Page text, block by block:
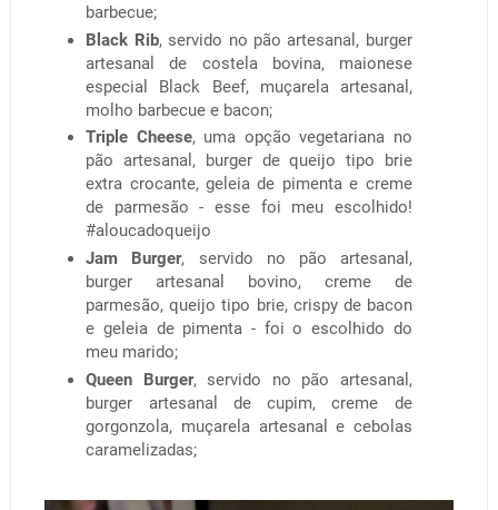
barbecue;
Black Rib, servido no pão artesanal, burger
artesanal de costela bovina, maionese
especial Black Beef, muçarela artesanal,
molho barbecue e bacon;
Triple Cheese, uma opção vegetariana no
pão artesanal, burger de queijo tipo brie
extra crocante, geleia de pimenta e creme
de parmesão - esse foi meu escolhido!
#aloucadoqueijo
Jam Burger, servido no pão artesanal,
burger artesanal bovino, creme de
parmesão, queijo tipo brie, crispy de bacon
e geleia de pimenta - foi o escolhido do
meu marido;
Queen Burger, servido no pão artesanal,
burger artesanal de cupim, creme de
gorgonzola, muçarela artesanal e cebolas
caramelizadas;